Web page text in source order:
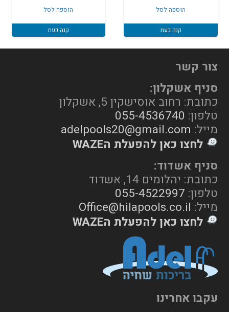
הוספה לסל
קנה כעת
היה:
₪1,350.
₪1,299.
הוספה לסל
קנה כעת
צור קשר
סניף אשקלון:
כתובת: רחוב אוסישקין 5, אשקלון
טלפון: 055-4536740
מייל: adelpools20@gmail.com
לחצו כאן להפעלת הWAZE
סניף אשדוד:
כתובת: יהלומים 14, אשדוד
טלפון: 055-4522997
מייל: Office@hilapools.co.il
לחצו כאן להפעלת הWAZE
עקבו אחרינו